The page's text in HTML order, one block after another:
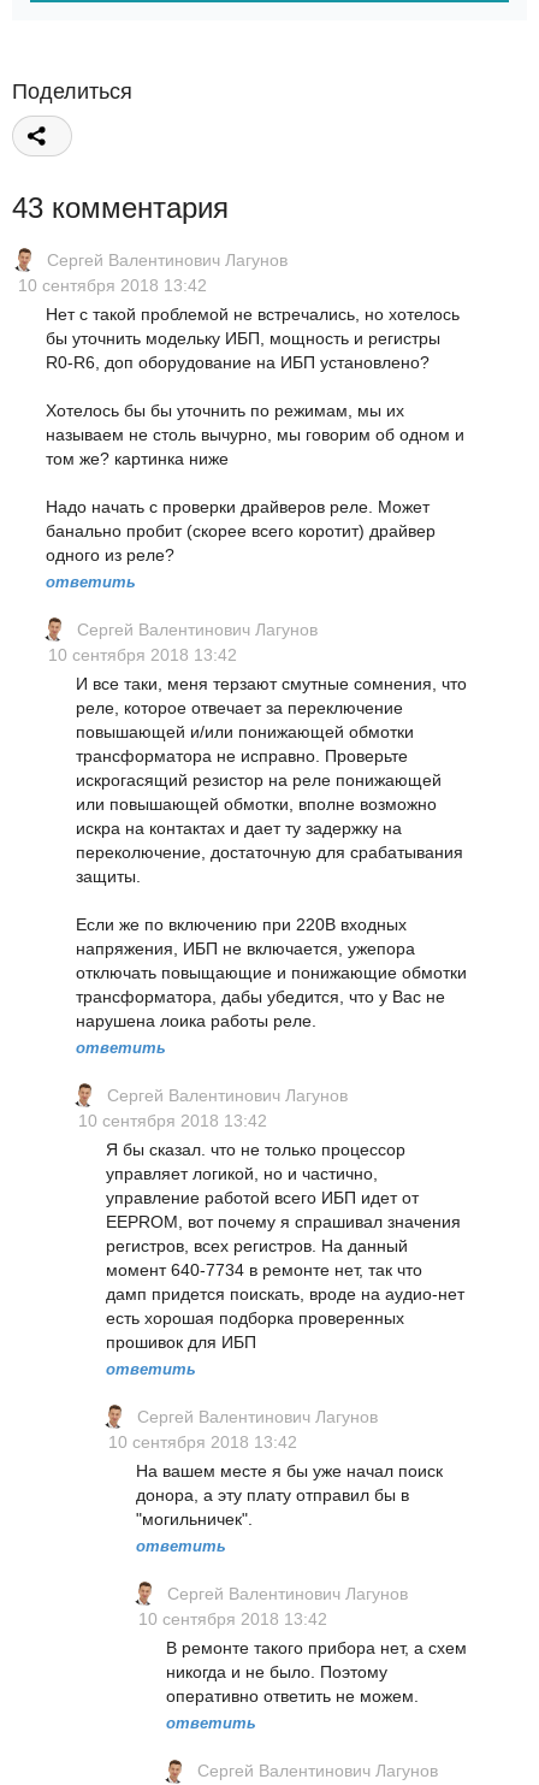
Поделиться
43 комментария
Сергей Валентинович Лагунов
10 сентября 2018 13:42
Нет с такой проблемой не встречались, но хотелось
бы уточнить модельку ИБП, мощность и регистры
R0-R6, доп оборудование на ИБП установлено?
Хотелось бы бы уточнить по режимам, мы их
называем не столь вычурно, мы говорим об одном и
том же? картинка ниже
Надо начать с проверки драйверов реле. Может
банально пробит (скорее всего коротит) драйвер
одного из реле?
ответить
Сергей Валентинович Лагунов
10 сентября 2018 13:42
И все таки, меня терзают смутные сомнения, что
реле, которое отвечает за переключение
повышающей и/или понижающей обмотки
трансформатора не исправно. Проверьте
искрогасящий резистор на реле понижающей
или повышающей обмотки, вполне возможно
искра на контактах и дает ту задержку на
переколючение, достаточную для срабатывания
защиты.
Если же по включению при 220В входных
напряжения, ИБП не включается, ужепора
отключать повыщающие и понижающие обмотки
трансформатора, дабы убедится, что у Вас не
нарушена лоика работы реле.
ответить
Сергей Валентинович Лагунов
10 сентября 2018 13:42
Я бы сказал. что не только процессор
управляет логикой, но и частично,
управление работой всего ИБП идет от
EEPROM, вот почему я спрашивал значения
регистров, всех регистров. На данный
момент 640-7734 в ремонте нет, так что
дамп придется поискать, вроде на аудио-нет
есть хорошая подборка проверенных
прошивок для ИБП
ответить
Сергей Валентинович Лагунов
10 сентября 2018 13:42
На вашем месте я бы уже начал поиск
донора, а эту плату отправил бы в
"могильничек".
ответить
Сергей Валентинович Лагунов
10 сентября 2018 13:42
В ремонте такого прибора нет, а схем
никогда и не было. Поэтому
оперативно ответить не можем.
ответить
Сергей Валентинович Лагунов